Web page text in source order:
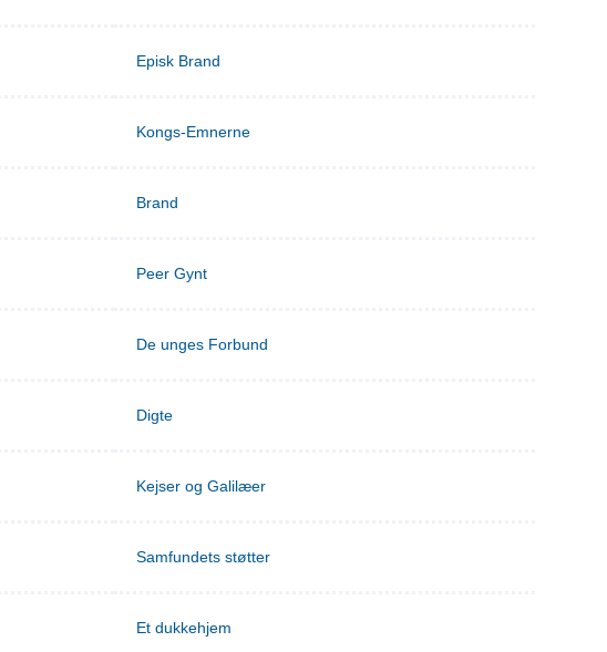
Episk Brand
Kongs-Emnerne
Brand
Peer Gynt
De unges Forbund
Digte
Kejser og Galilæer
Samfundets støtter
Et dukkehjem